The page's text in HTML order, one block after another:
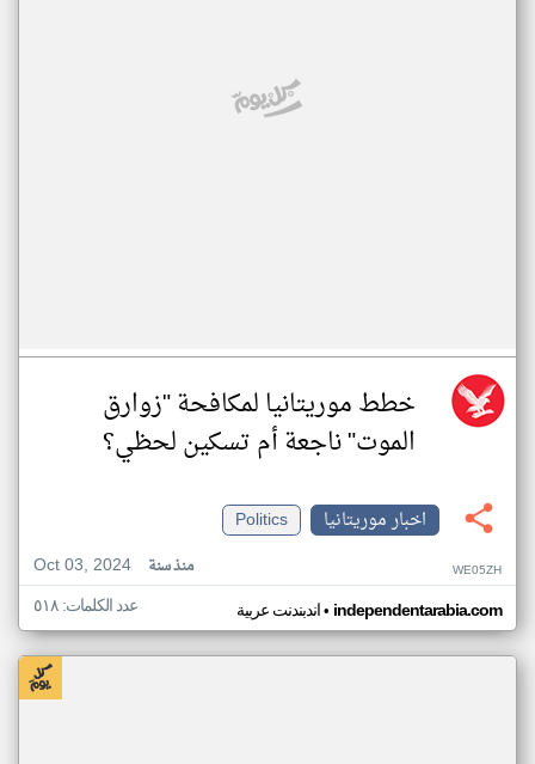
خطط موريتانيا لمكافحة "زوارق
الموت" ناجعة أم تسكين لحظي؟
اخبار موريتانيا
Politics
Oct 03, 2024
منذ سنة WE05ZH
اندبندنت عربية• independentarabia.com عدد الكلمات: ٥١٨